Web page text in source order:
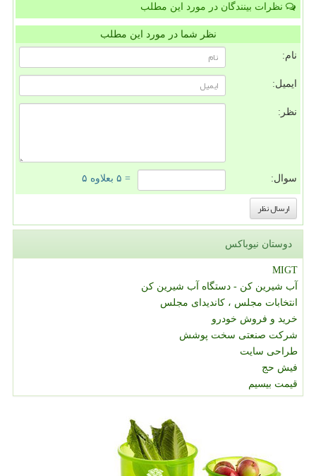
نظرات بینندگان در مورد این مطلب
نظر شما در مورد این مطلب
نام:
ایمیل:
نظر:
سوال: = ۵ بعلاوه ۵
دوستان نیوباکس
MIGT
آب شیرین کن - دستگاه آب شیرین کن
انتخابات مجلس ، کاندیدای مجلس
خرید و فروش خودرو
شرکت صنعتی سخت پوشش
طراحی سایت
فیش حج
قیمت بیسیم